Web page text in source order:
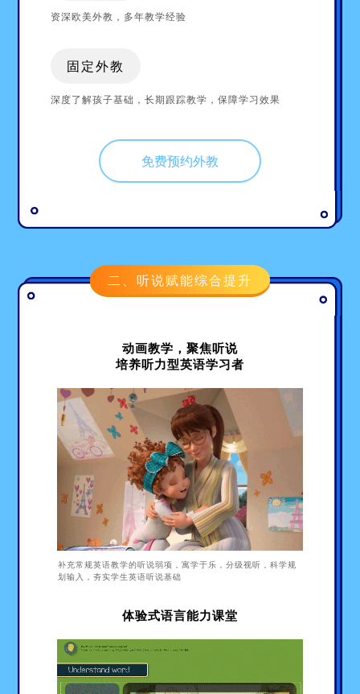
资深欧美外教，多年教学经验
固定外教
深度了解孩子基础，长期跟踪教学，保障学习效果
免费预约外教
二、听说赋能综合提升
动画教学，聚焦听说
培养听力型英语学习者
补充常规英语教学的听说弱项，寓学于乐，分级视听，科学规
划输入，夯实学生英语听说基础
体验式语言能力课堂